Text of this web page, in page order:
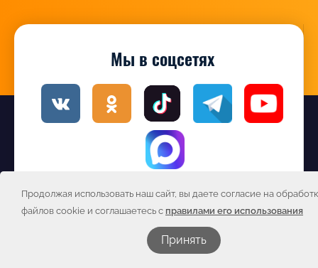
Продолжая использовать наш сайт, вы даете согласие на
файлов cookie и соглашаетесь с правилами его использования
Принять
Мы в соцсетях
Подписаться на новости